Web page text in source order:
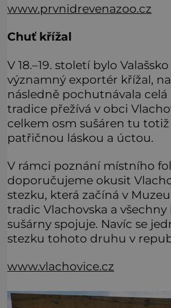
www.prvnidrevenazoo.cz
Chuť křížal
V 18.–19. století bylo
významný exportér křížal,
následně pochutnávala celá
tradice přežívá v obci
celkem osm sušáren tu
patřičnou láskou a úctou.
V rámci poznání místního
doporučujeme okusit
stezku, která začíná v
tradic Vlachovska a
sušárny spojuje. Navíc se
stezku tohoto druhu v
www.vlachovice.cz